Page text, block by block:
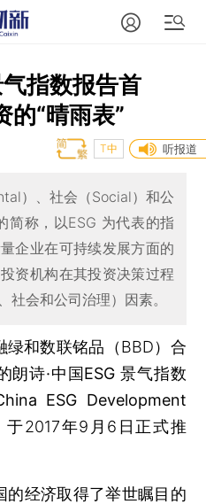
指数报告首
的“晴雨表”
听报道
T中
）、社会（Social）和公
简称，以ESG 为代表的指
企业在可持续发展方面的
资机构在其投资决策过程
社会和公司治理）因素。
和数联铭品（BBD）合
朗诗·中国ESG 景气指数
ESG Development
于2017年9月6日正式推
经济取得了举世瞩目的